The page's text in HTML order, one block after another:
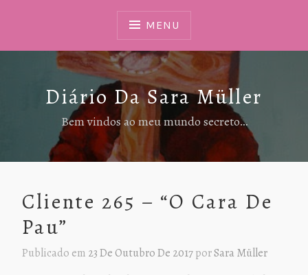
MENU
Diário Da Sara Müller
Bem vindos ao meu mundo secreto…
Cliente 265 – “O Cara De
Pau”
Publicado em 23 De Outubro De 2017porSara Müller